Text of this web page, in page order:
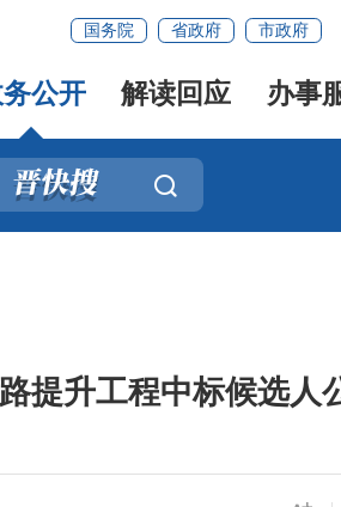
国务院 省政府 市政府
公开 解读回应 办事
提升工程中标候选人